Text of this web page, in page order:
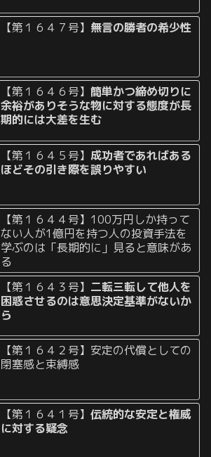
【第１６４７号】 無言の勝者の希少性
【第１６４６号】簡単かつ締め切りに
余裕がありそうな物に対する態度が長
期的には大差を生む
【第１６４５号】成功者であればある
ほどその引き際を誤りやすい
【第１６４４号】100万円しか持って
ない人が1億円を持つ人の投資手法を
学ぶのは「長期的に」見ると意味があ
る
【第１６４３号】 二転三転して他人を
困惑させるのは意思決定基準がないか
ら
【第１６４２号】安定の代償としての
閉塞感と束縛感
【第１６４１号】伝統的な安定と権威
に対する疑念